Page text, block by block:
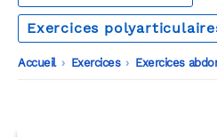
Exercices
Accueil -
Exercices -
Exercices